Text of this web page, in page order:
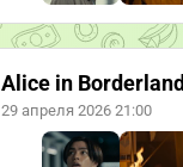
Alice in Borderland
29 апреля 2026 21:00